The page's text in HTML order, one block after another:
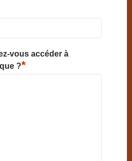
vous accéder à
?*